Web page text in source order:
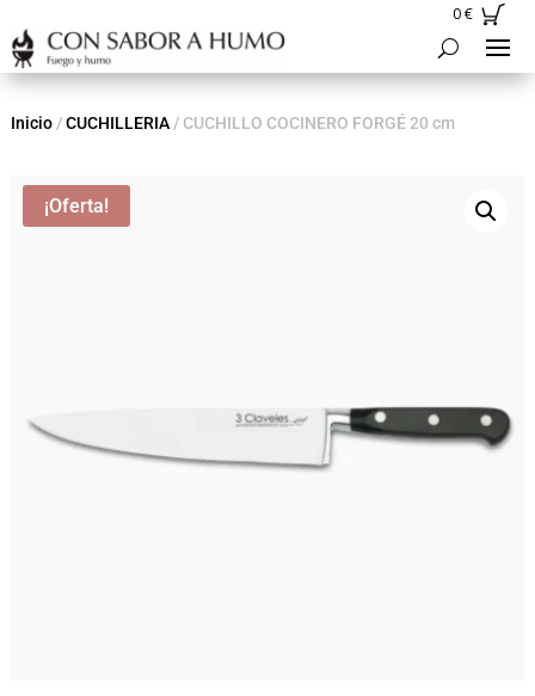
0€
Inicio/CUCHILLERIA/ CUCHILLO COCINERO FORGÉ 20 cm
¡Oferta!